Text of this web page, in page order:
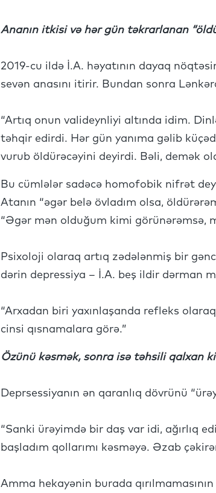
Ananın itkisi və hər gün təkrarlanan
2019-cu ildə İ.A. həyatının dayaq
sevən anasını itirir. Bundan sonra
“Artıq onun valideynliyi altında idim.
təhqir edirdi. Hər gün yanıma gəlib
vurub öldürəcəyini deyirdi. Bəli, demək
Bu cümlələr sadəcə homofobik nifrət
Atanın “əgər belə övladım olsa,
“Əgər mən olduğum kimi görünərəmsə,
Psixoloji olaraq artıq zədələnmiş bir
dərin depressiya – İ.A. beş ildir dərman
“Arxadan biri yaxınlaşanda refleks
cinsi qısnamalara görə.”
Özünü kəsmək, sonra isə təhsili qalxan
Deprsessiyanın ən qaranlıq dövrünü
“Sanki ürəyimdə bir daş var idi, ağırlıq
başladım qollarımı kəsməyə. Əzab
Amma hekayənin burada